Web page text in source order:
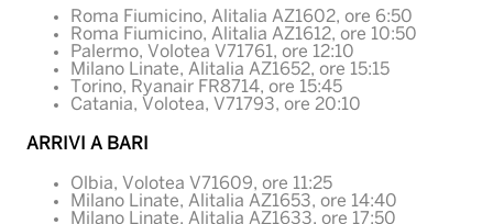
Roma Fiumicino, Alitalia AZ1602, ore 6:50
Roma Fiumicino, Alitalia AZ1612, ore 10:50
Palermo, Volotea V71761, ore 12:10
Milano Linate, Alitalia AZ1652, ore 15:15
Torino, Ryanair FR8714, ore 15:45
Catania, Volotea, V71793, ore 20:10
ARRIVI A BARI
Olbia, Volotea V71609, ore 11:25
Milano Linate, Alitalia AZ1653, ore 14:40
Milano Linate, Alitalia AZ1633, ore 17:50